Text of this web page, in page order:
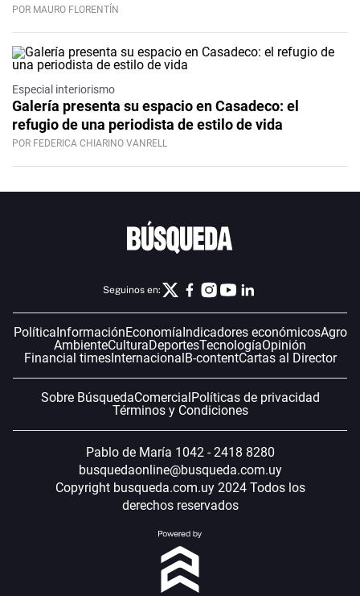
POR MAURO FLORENTÍN
Especial interiorismo
Galería presenta su espacio en Casadeco: el
refugio de una periodista de estilo de vida
POR FEDERICA CHIARINO VANRELL
Seguinos en:
PolíticaInformaciónEconomíaIndicadores económicosAgro
AmbienteCulturaDeportesTecnologíaOpinión
Financial timesInternacionalB-contentCartas al Director
Sobre BúsquedaComercialPolíticas de privacidad
Términos y Condiciones
Pablo de María 1042 - 2418 8280
busquedaonline@busqueda.com.uy
Copyright busqueda.com.uy 2024 Todos los
derechos reservados